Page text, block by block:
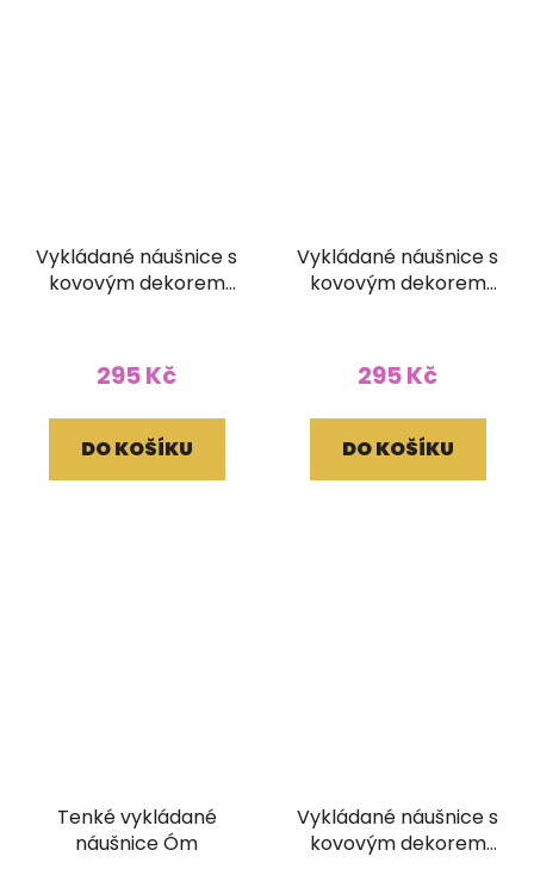
Vykládané náušnice s
kovovým dekorem
295 Kč
DO KOŠÍKU
Vykládané náušnice s
kovovým dekorem
295 Kč
DO KOŠÍKU
Tenké vykládané
náušnice Óm
Vykládané náušnice s
kovovým dekorem